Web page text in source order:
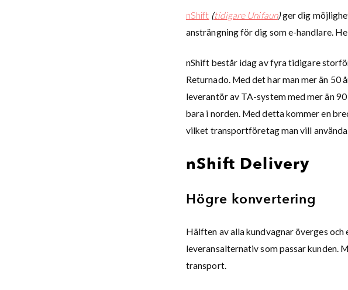
nShift (tidigare Unifaun)ger dig
ansträngning för dig som e-handlare.
nShift består idag av fyra tidigare
Returnado. Med det har man mer än 50
leverantör av TA-system med mer än
bara i norden. Med detta kommer en
vilket transportföretag man vill
nShift Delivery
Högre konvertering
Hälften av alla kundvagnar överges
leveransalternativ som passar kunden.
transport.